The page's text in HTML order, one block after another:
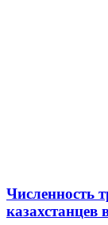
Численность
казахстанцев